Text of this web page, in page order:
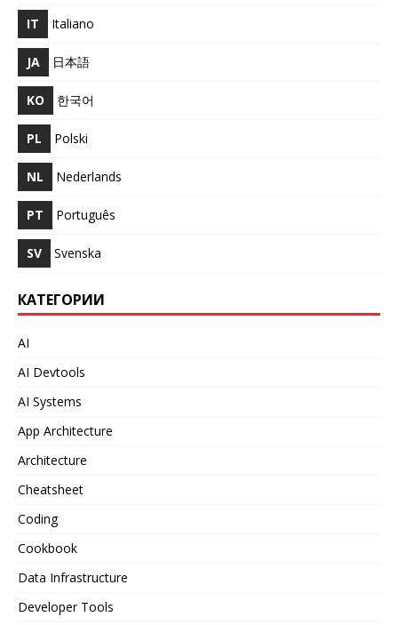
IT Italiano
JA 日本語
KO 한국어
PL Polski
NL Nederlands
PT Português
SV Svenska
КАТЕГОРИИ
AI
AI Devtools
AI Systems
App Architecture
Architecture
Cheatsheet
Coding
Cookbook
Data Infrastructure
Developer Tools